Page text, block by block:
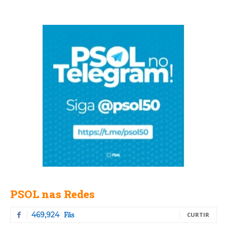
PSOL nas Redes
469,924 Fãs CURTIR